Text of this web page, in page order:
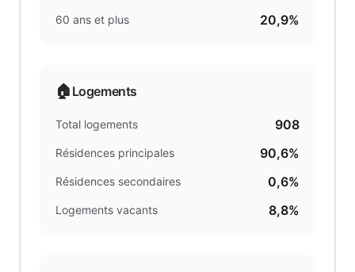
60 ans et plus 20,9%
🏠 Logements
Total logements 908
Résidences principales 90,6%
Résidences secondaires 0,6%
Logements vacants 8,8%